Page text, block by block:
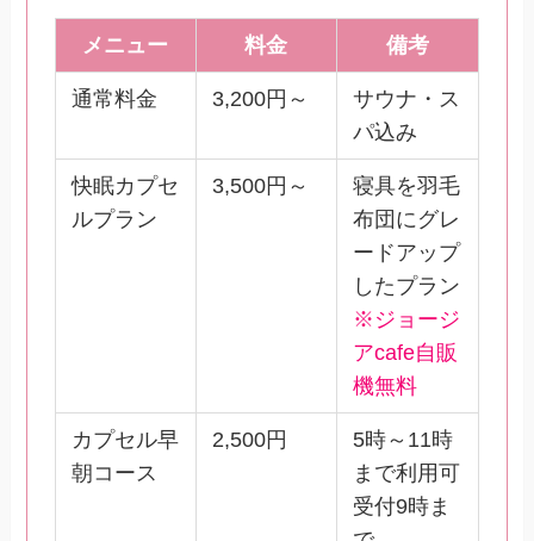
メニュー 料金 備考
通常料金 3,200円～
サウナ・ス
パ込み
快眠カプセ
ルプラン
3,500円～
寝具を羽毛
布団にグレ
ードアップ
したプラン
※ジョージ
アcafe自販
機無料
カプセル早
朝コース
2,500円
5時～11時
まで利用可
受付9時ま